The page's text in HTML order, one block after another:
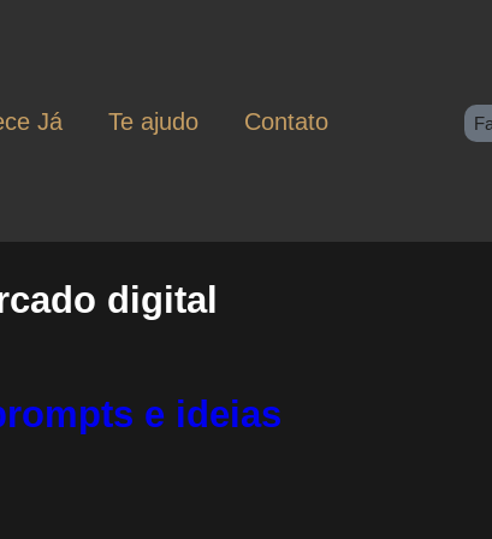
Já Te ajudo Contato
digital
e ideias